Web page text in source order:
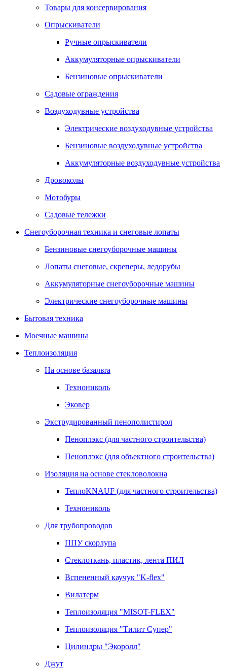
Товары для консервирования
Опрыскиватели
Ручные опрыскиватели
Аккумуляторные опрыскиватели
Бензиновые опрыскиватели
Садовые ограждения
Воздуходувные устройства
Электрические воздуходувные устройства
Бензиновые воздуходувные устройства
Аккумуляторные воздуходувные устройства
Дровоколы
Мотобуры
Садовые тележки
Снегоуборочная техника и снеговые лопаты
Бензиновые снегоуборочные машины
Лопаты снеговые, скреперы, ледорубы
Аккумуляторные снегоуборочные машины
Электрические снегоуборочные машины
Бытовая техника
Моечные машины
Теплоизоляция
На основе базальта
Технониколь
Эковер
Экструдированный пенополистирол
Пеноплэкс (для частного строительства)
Пеноплэкс (для объектного строительства)
Изоляция на основе стекловолокна
ТеплоKNAUF (для частного строительства)
Технониколь
Для трубопроводов
ППУ скорлупа
Стеклоткань, пластик, лента ПИЛ
Вспененный каучук "K-flex"
Вилатерм
Теплоизоляция "MISOT-FLEX"
Теплоизоляция "Тилит Супер"
Цилиндры "Экоролл"
Джут